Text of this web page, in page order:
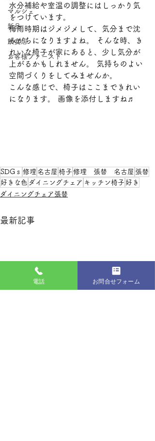
マルシェ
新品
飲食店
お客様ファースト
水分補給や室温の調整にはしっかり気
をつけています。
梅雨時期はジメジメして、気分まで沈
みがちになりますよね。 そんな時、き
れいな椅子が家にあると、少し気分が
上がるかもしれません。 気持ちのよい
空間づくりをしてみませんか。
こんな感じで、椅子はここまできれい
になります。 画像を添付しますね♬
SDGｓ 修理 名古屋 椅子 修理 張替 名古屋 張替
好きな色 ダイニングチェア キッチン椅子 好き
ダイニングチェア張替
最新記事
電話 お問合せフォーム